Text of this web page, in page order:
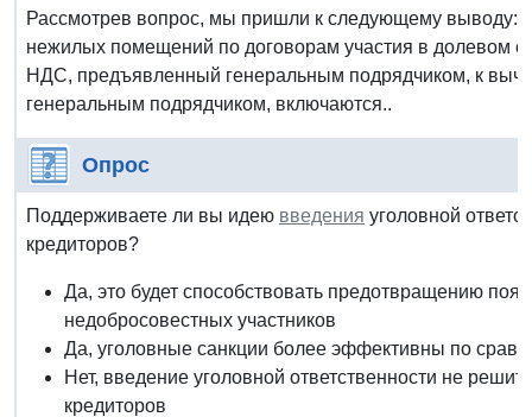
Рассмотрев вопрос, мы пришли к следующему выводу:
нежилых помещений по договорам участия в долевом
НДС, предъявленный генеральным подрядчиком, к
генеральным подрядчиком, включаются..
Опрос
Поддерживаете ли вы идею введения уголовной
кредиторов?
Да, это будет способствовать предотвращению
недобросовестных участников
Да, уголовные санкции более эффективны по
Нет, введение уголовной ответственности не
кредиторов